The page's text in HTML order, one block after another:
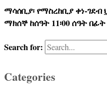
ማሳሰቢያ፡ የማስረከቢያ ቀነ-ገደብ
ማክሰኞ ከሰዓት 11፡00ሰዓትበፊት
Search for:
Categories